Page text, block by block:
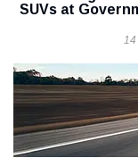
SUVs at